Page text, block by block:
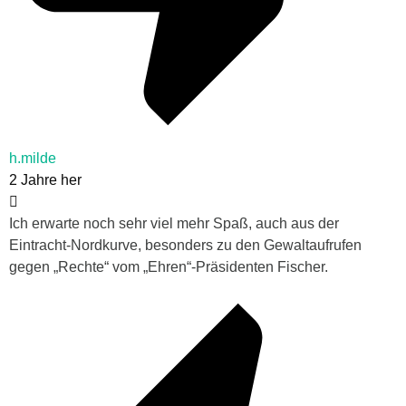
h.milde
2 Jahre her
Ich erwarte noch sehr viel mehr Spaß, auch aus der
Eintracht-Nordkurve, besonders zu den Gewaltaufrufen
gegen „Rechte“ vom „Ehren“-Präsidenten Fischer.